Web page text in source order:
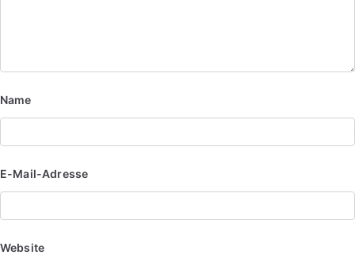
Name
E-Mail-Adresse
Website